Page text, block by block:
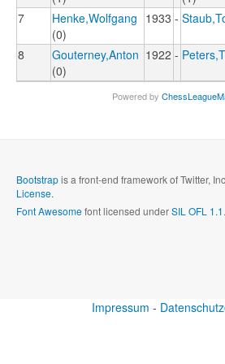
7
Henke,Wolfgang
(0)
1933 -
8
Gouterney,Anton
(0)
1922 -
Powered by
Bootstrapis a front-end framework of Twitter,
License.
Font Awesomefont licensed underSIL OFL 1.1.
Impressum -